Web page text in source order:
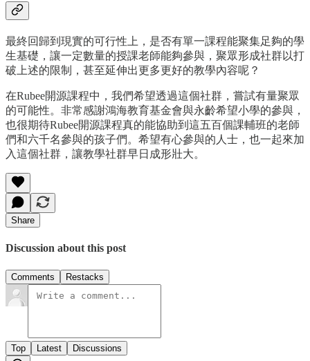
最終回歸到現實的可行性上，是否有單一課程能聚集足夠的學
生基礎，讓一定數量的授課老師能夠參與，聚眾形成社群以打
破上述的限制，甚至延伸出更多更好的教學內容呢？
在Rubee開源課程中，我們希望透過這個社群，嘗試有量聚眾
的可能性。非常感謝鴻海教育基金會與永齡希望小學的參與，
也很期待Rubee開源課程真的能協助到這五百個課輔班的老師
們和六千名參與的孩子們。希望有心參與的人士，也一起來加
入這個社群，讓教學社群早日成形壯大。
Share
Discussion about this post
Comments Restacks
Top Latest Discussions